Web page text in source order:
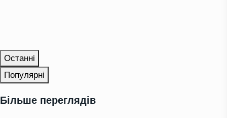
Останні
Популярні
Більше переглядів